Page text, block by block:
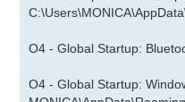
O4 - Global Startup:
O4 - Global Startup: